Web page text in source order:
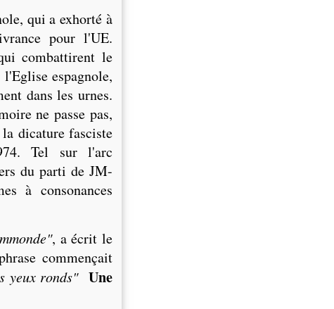
qui a exhorté à
pour l'UE.
combattirent le
espagnole,
dans les urnes.
ne passe pas,
dicature fasciste
Tel sur l'arc
du parti de JM-
à consonances
, a écrit le
commençait
yeux ronds"Une